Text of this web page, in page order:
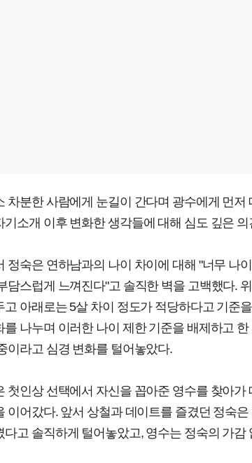
차분한 사람에게 눈길이 간다며 광수에게 먼저
기소개 이후 변화한 생각들에 대해 심도 깊은
정숙은 연하남과의 나이 차이에 대해 "너무 나
담스럽게 느껴진다"고 솔직한 벽을 고백했다.
고 아래로는 5살 차이 정도가 적당하다고 기준
를 나누며 이러한 나이 제한 기준을 배제하고
이라고 심경 변화를 털어놓았다.
첫인상 선택에서 자신을 꼽아준 영수를 찾아가
이어갔다. 앞서 상철과 데이트를 즐겼던 정숙
다고 솔직하게 털어놓았고, 영수는 정숙의 가감